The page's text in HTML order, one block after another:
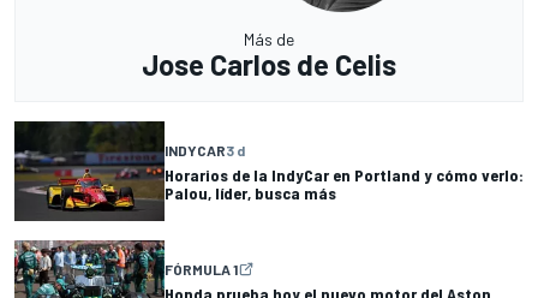
Más de
Jose Carlos de Celis
INDYCAR3 d
Horarios de la IndyCar en Portland y cómo verlo:
Palou, líder, busca más
FÓRMULA 1
Honda prueba hoy el nuevo motor del Aston